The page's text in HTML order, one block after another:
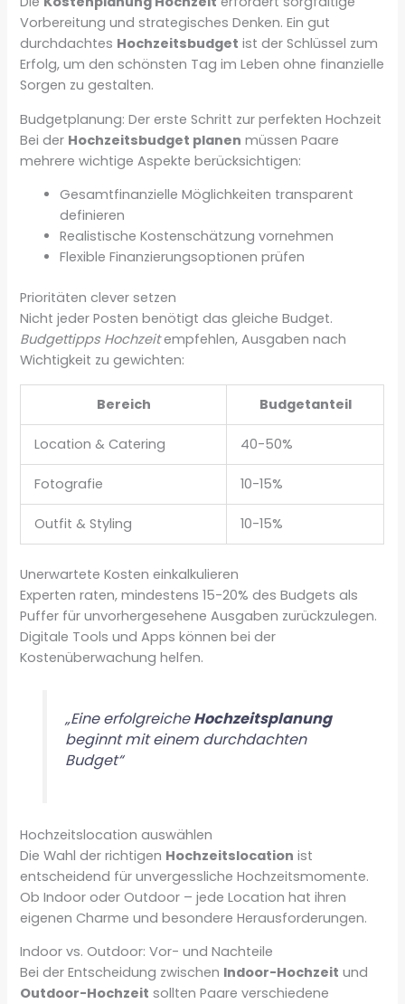
Vorbereitung und strategisches Denken. Ein gut
durchdachtes Hochzeitsbudget ist der Schlüssel zum
Erfolg, um den schönsten Tag im Leben ohne finanzielle
Sorgen zu gestalten.
Budgetplanung: Der erste Schritt zur perfekten Hochzeit
Bei der Hochzeitsbudget planen müssen Paare
mehrere wichtige Aspekte berücksichtigen:
Gesamtfinanzielle Möglichkeiten transparent
definieren
Realistische Kostenschätzung vornehmen
Flexible Finanzierungsoptionen prüfen
Prioritäten clever setzen
Nicht jeder Posten benötigt das gleiche Budget.
Budgettipps Hochzeitempfehlen, Ausgaben nach
Wichtigkeit zu gewichten:
Bereich Budgetanteil
Location & Catering 40-50%
Fotografie 10-15%
Outfit & Styling 10-15%
Unerwartete Kosten einkalkulieren
Experten raten, mindestens 15-20% des Budgets als
Puffer für unvorhergesehene Ausgaben zurückzulegen.
Digitale Tools und Apps können bei der
Kostenüberwachung helfen.
„Eine erfolgreicheHochzeitsplanung
beginnt mit einem durchdachten
Budget“
Hochzeitslocation auswählen
Die Wahl der richtigen Hochzeitslocation ist
entscheidend für unvergessliche Hochzeitsmomente.
Ob Indoor oder Outdoor – jede Location hat ihren
eigenen Charme und besondere Herausforderungen.
Indoor vs. Outdoor: Vor- und Nachteile
Bei der Entscheidung zwischen Indoor-Hochzeit und
Outdoor-Hochzeit sollten Paare verschiedene